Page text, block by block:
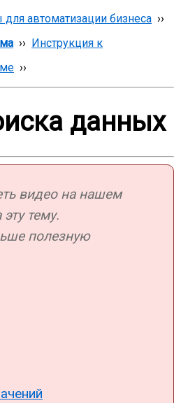
автоматизации бизнеса ››
›› Инструкция к
››
данных
видео на нашем
тему.
полезную